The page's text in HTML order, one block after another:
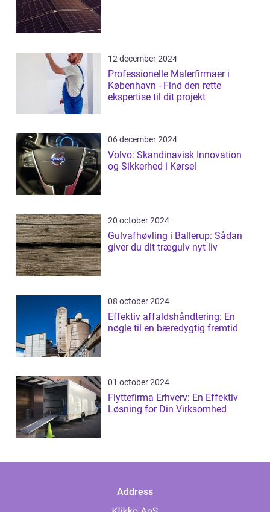
12 december 2024
Professionelle Malerfirmaer i
København - Find den rette
ekspertise til dit projekt
06 december 2024
Volvo: Skandinavisk Innovation
og Sikkerhed i Kørsel
20 october 2024
Gulvafhøvling i Ballerup: Sådan
giver du dit trægulv nyt liv
08 october 2024
Effektiv affaldshåndtering: En
nøgle til en bæredygtig fremtid
01 october 2024
Flyttefirma Erhverv: En Effektiv
Løsning for Din Virksomhed
Address